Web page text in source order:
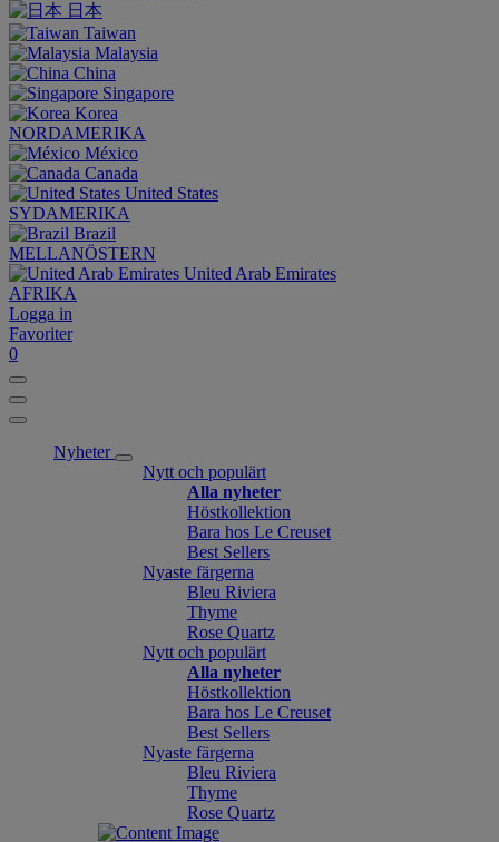
日本
Taiwan
Malaysia
China
Singapore
Korea
NORDAMERIKA
México
Canada
United States
SYDAMERIKA
Brazil
MELLANÖSTERN
United Arab Emirates
AFRIKA
Logga in
Favoriter
0
Nyheter
Nytt och populärt
Alla nyheter
Höstkollektion
Bara hos Le Creuset
Best Sellers
Nyaste färgerna
Bleu Riviera
Thyme
Rose Quartz
Nytt och populärt
Alla nyheter
Höstkollektion
Bara hos Le Creuset
Best Sellers
Nyaste färgerna
Bleu Riviera
Thyme
Rose Quartz